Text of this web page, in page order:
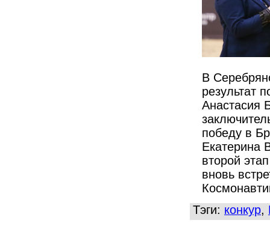
В
результат
Анастасия
победу в
Екатерина
второй
вновь
Тэги: конкур,